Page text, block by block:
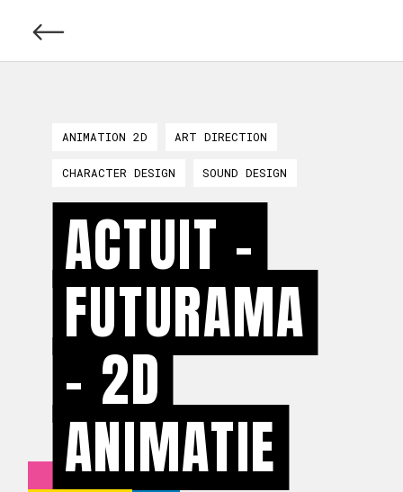
ANIMATION 2D ART DIRECTION
CHARACTER DESIGN SOUND DESIGN
ACTUIT -
FUTURAMA
- 2D
ANIMATIE